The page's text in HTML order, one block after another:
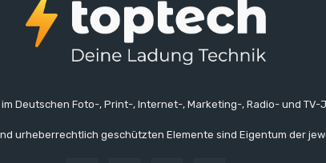
Deutschen Foto-, Print-, Internet-, Marketing-, Radio- und TV-
urheberrechtlich geschützten Elemente sind Eigentum der